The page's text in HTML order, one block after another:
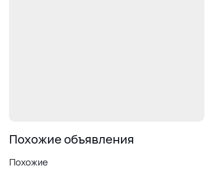
Похожие объявления
Похожие